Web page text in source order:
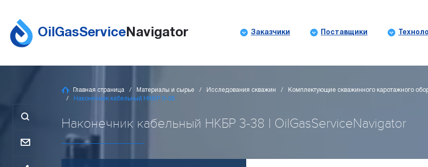
OilGasService Navigator Заказчики Поставщики
Главная страница Материалы и сырье Исследования скважин Комплектующие скважинного каротажного
Наконечник кабельный НКБР 3-38
Наконечник кабельный НКБР 3-38 | OilGasServiceNavigator